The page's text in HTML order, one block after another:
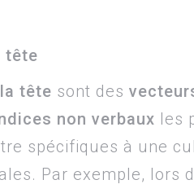
tête
tête sont des
non verbaux les
spécifiques à une
Par exemple, lors